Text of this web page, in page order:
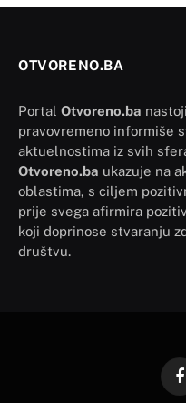
OTVORENO.BA
Portal Otvoreno.ba
pravovremeno informiše
aktuelnostima iz svih
Otvoreno.ba ukazuje na
oblastima, s ciljem
prije svega afirmira
koji doprinose stvaranju
društvu.